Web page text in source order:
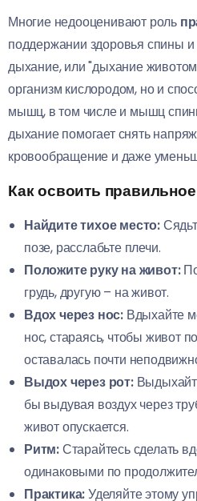
Многие недооценивают роль
поддержании здоровья спины
дыхание, или "дыхание
организм кислородом, но и
мышц, в том числе и мышц
дыхание помогает снять
кровообращение и даже
Как освоить
Найдите тихое место:
позе, расслабьте плечи.
Положите руку на живот:
грудь, другую – на живот.
Вдох через нос: Вдыхайте
нос, стараясь, чтобы живот
оставалась почти
Выдох через рот:
бы выдувая воздух через
живот опускается.
Ритм:Старайтесь сделать
одинаковыми по
Практика:Уделяйте этому